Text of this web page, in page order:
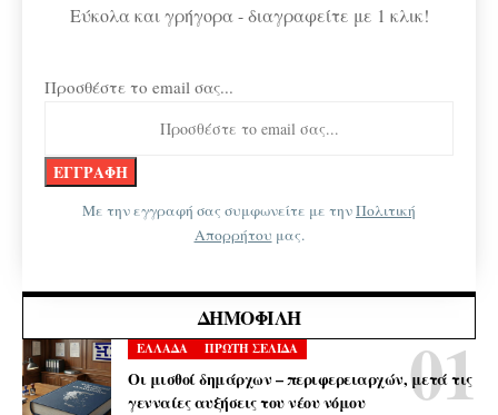
Εύκολα και γρήγορα - διαγραφείτε με 1 κλικ!
Προσθέστε το email σας...
Με την εγγραφή σας συμφωνείτε με τηνΠολιτική
Απορρήτου μας.
ΔΗΜΟΦΙΛΉ
ΕΛΛΑΔΑ ΠΡΩΤΗ ΣΕΛΙΔΑ
Οι μισθοί δημάρχων – περιφερειαρχών, μετά τις
γενναίες αυξήσεις του νέου νόμου